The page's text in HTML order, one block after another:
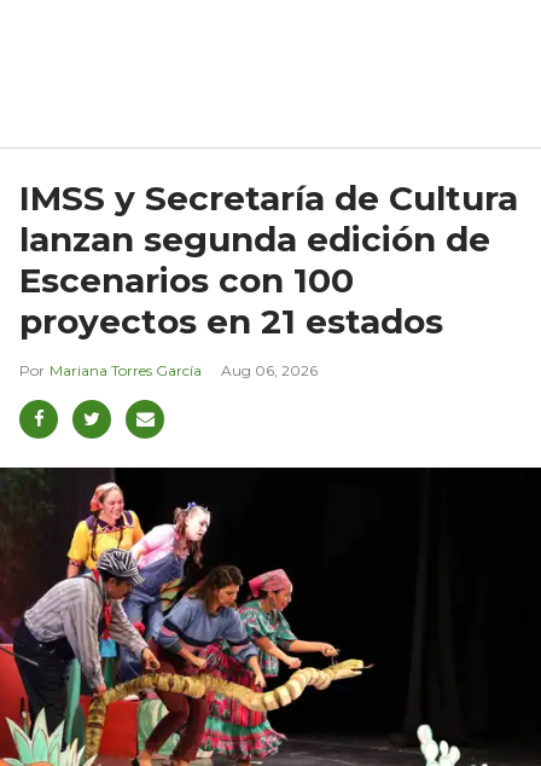
IMSS y Secretaría de Cultura
lanzan segunda edición de
Escenarios con 100
proyectos en 21 estados
Mariana Torres García Aug 06, 2026